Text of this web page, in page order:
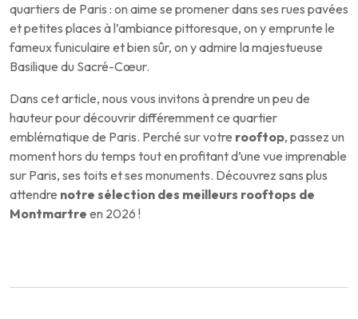
quartiers de Paris : on aime se promener dans ses rues pavées
et petites places à l’ambiance pittoresque, on y emprunte le
fameux funiculaire et bien sûr, on y admire la majestueuse
Basilique du Sacré-Cœur.
Dans cet article, nous vous invitons à prendre un peu de
hauteur pour découvrir différemment ce quartier
emblématique de Paris. Perché sur votre rooftop, passez un
moment hors du temps tout en profitant d’une vue imprenable
sur Paris, ses toits et ses monuments. Découvrez sans plus
attendre notre sélection des meilleurs rooftops de
Montmartre en 2026 !